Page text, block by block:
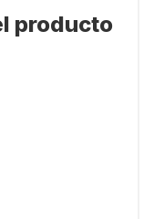
producto